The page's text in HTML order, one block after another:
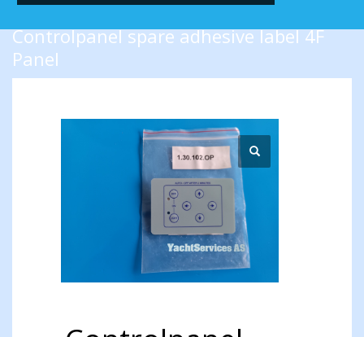
Controlpanel spare adhesive label 4F
Panel